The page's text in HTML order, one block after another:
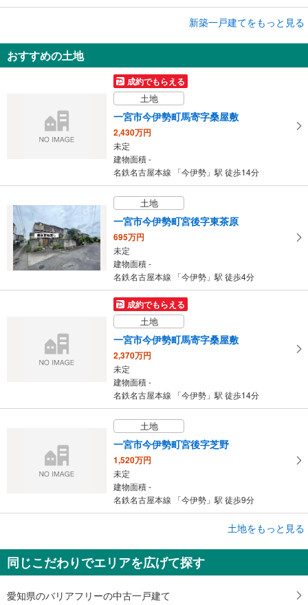
3,090万円
4LDK
建物面積 105.29m
名鉄名古屋本線 「今伊勢」駅 徒歩15分
新築一戸建てをもっと見る
おすすめの土地
成約でもらえる
土地
一宮市今伊勢町馬寄字桑屋敷
2,430万円
未定
建物面積 -
名鉄名古屋本線 「今伊勢」駅 徒歩14分
土地
一宮市今伊勢町宮後字東茶原
695万円
未定
建物面積 -
名鉄名古屋本線 「今伊勢」駅 徒歩4分
成約でもらえる
土地
一宮市今伊勢町馬寄字桑屋敷
2,370万円
未定
建物面積 -
名鉄名古屋本線 「今伊勢」駅 徒歩14分
土地
一宮市今伊勢町宮後字芝野
1,520万円
未定
建物面積 -
名鉄名古屋本線 「今伊勢」駅 徒歩9分
一宮市瀬部字堂浦
1,400万円
未定
土地をもっと見る
同じこだわりでエリアを広げて探す
愛知県のバリアフリーの中古一戸建て